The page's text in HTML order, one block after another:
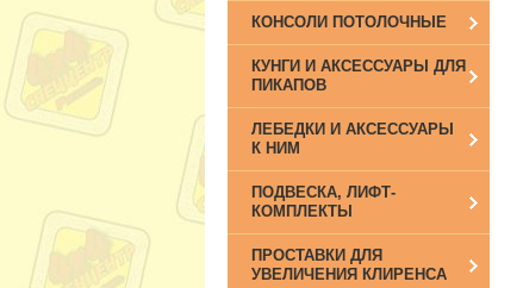
КОНСОЛИ ПОТОЛОЧНЫЕ
КУНГИ И АКСЕССУАРЫ ДЛЯ
ПИКАПОВ
ЛЕБЕДКИ И АКСЕССУАРЫ
К НИМ
ПОДВЕСКА, ЛИФТ-
КОМПЛЕКТЫ
ПРОСТАВКИ ДЛЯ
УВЕЛИЧЕНИЯ КЛИРЕНСА